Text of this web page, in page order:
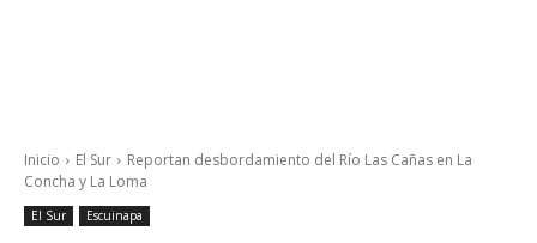
Inicio El Sur
Reportan desbordamiento del Río Las Cañas en La
Concha y La Loma
El Sur Escuinapa